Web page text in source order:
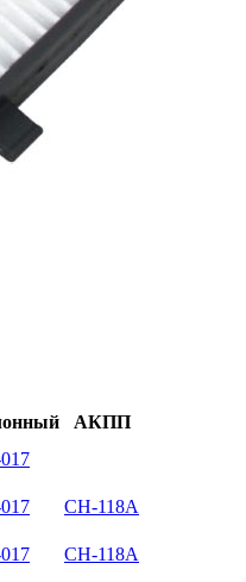
АКПП
CH-118A
CH-118A